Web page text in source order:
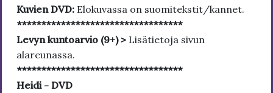
Kuvien DVD: Elokuvassa on suomitekstit/kannet.
**********************************
Levyn kuntoarvio (9+) > Lisätietoja sivun
alareunassa.
**********************************
Heidi - DVD